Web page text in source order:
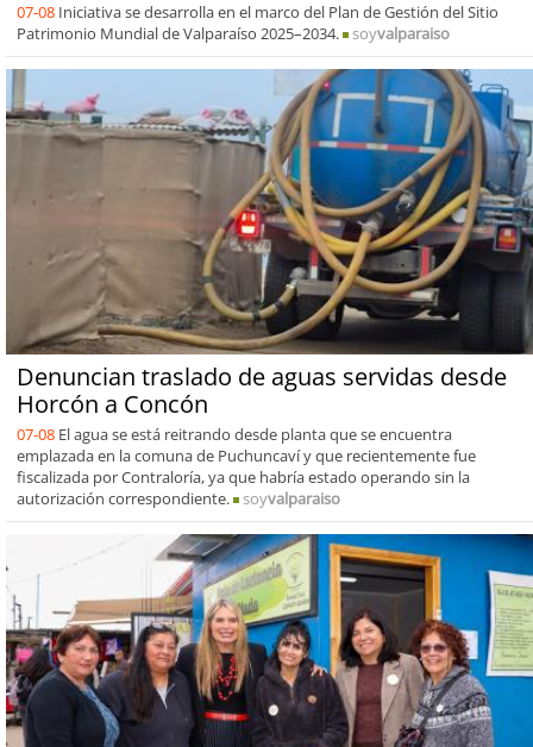
07-08 Iniciativa se desarrolla en el marco del Plan de Gestión del Sitio
Patrimonio Mundial de Valparaíso 2025–2034.
soyvalparaiso
Denuncian traslado de aguas servidas desde
Horcón a Concón
07-08 El agua se está reitrando desde planta que se encuentra
emplazada en la comuna de Puchuncaví y que recientemente fue
fiscalizada por Contraloría, ya que habría estado operando sin la
autorización correspondiente.
soyvalparaiso